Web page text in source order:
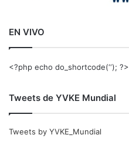
EN VIVO
<?php echo do_shortcode(‘‘); ?>
Tweets de YVKE Mundial
Tweets by YVKE_Mundial